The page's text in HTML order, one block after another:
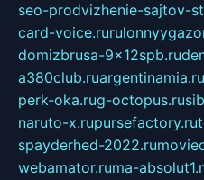
seo-prodvizhenie-sajtov-
card-voice.ru
domizbrusa-9x12spb.ru
a380club.ruargentinamia.ru
perk-oka.rug-octopus.ru
naruto-x.rupursefactory.ru
spayderhed-2022.ru
webamator.ruma-